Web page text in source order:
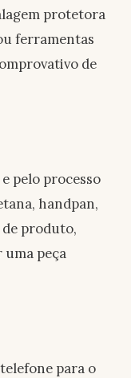
protetora
ferramentas
de
pelo processo
handpan,
produto,
peça
para o